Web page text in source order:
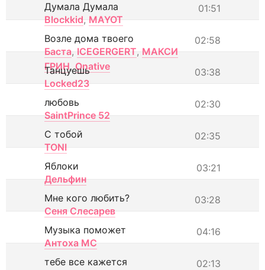
01:51
Думала Думала
Blockkid, MAYOT
02:58
Возле дома твоего
Баста, ICEGERGERT, МАКСИ
ГРИН, Onative 03:38
Танцуешь
Locked23
02:30
любовь
SaintPrince 52
02:35
С тобой
TONI
03:21
Яблоки
Дельфин
03:28
Мне кого любить?
Сеня Слесарев
04:16
Музыка поможет
Антоха МС
02:13
тебе все кажется